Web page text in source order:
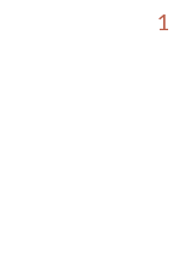
1